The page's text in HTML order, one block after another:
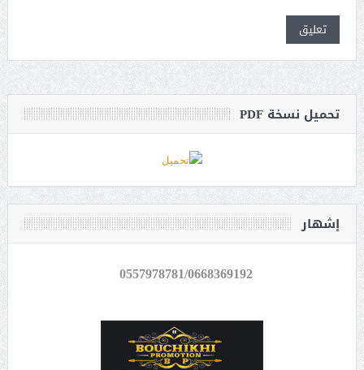
تحميل نسخة PDF
إشهار
0557978781/0668369192